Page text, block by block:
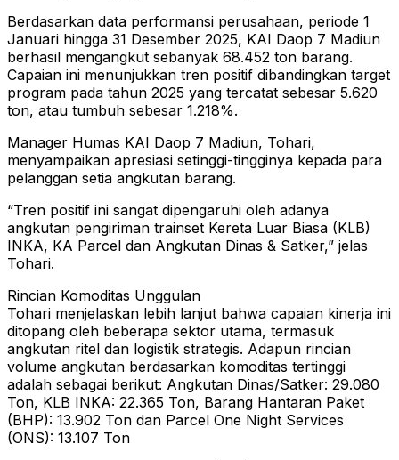
Berdasarkan data performansi perusahaan, periode 1
Januari hingga 31 Desember 2025, KAI Daop 7 Madiun
berhasil mengangkut sebanyak 68.452 ton barang.
Capaian ini menunjukkan tren positif dibandingkan target
program pada tahun 2025 yang tercatat sebesar 5.620
ton, atau tumbuh sebesar 1.218%.
Manager Humas KAI Daop 7 Madiun, Tohari,
menyampaikan apresiasi setinggi-tingginya kepada para
pelanggan setia angkutan barang.
“Tren positif ini sangat dipengaruhi oleh adanya
angkutan pengiriman trainset Kereta Luar Biasa (KLB)
INKA, KA Parcel dan Angkutan Dinas & Satker,” jelas
Tohari.
Rincian Komoditas Unggulan
Tohari menjelaskan lebih lanjut bahwa capaian kinerja ini
ditopang oleh beberapa sektor utama, termasuk
angkutan ritel dan logistik strategis. Adapun rincian
volume angkutan berdasarkan komoditas tertinggi
adalah sebagai berikut: Angkutan Dinas/Satker: 29.080
Ton, KLB INKA: 22.365 Ton, Barang Hantaran Paket
(BHP): 13.902 Ton dan Parcel One Night Services
(ONS): 13.107 Ton